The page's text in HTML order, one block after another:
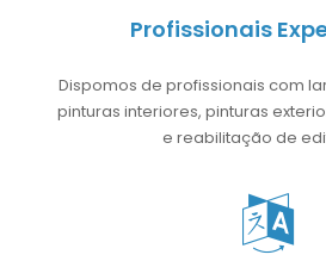
Profissionais
Dispomos de profissionais com
pinturas interiores, pinturas
e reabilitação de